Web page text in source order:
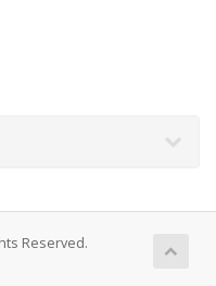
Reserved.